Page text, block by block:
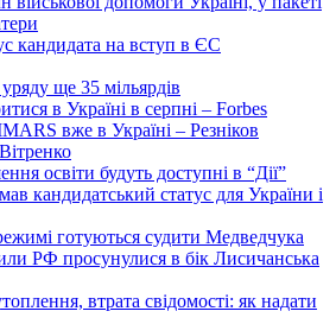
кандидата на вступ в ЄС
ще 35 мільярдів
в Україні в серпні – Forbes
вже в Україні – Резніков
освіти будуть доступні в “Дії”
кандидатський статус для України і
готуються судити Медведчука
РФ просунулися в бік Лисичанська
втрата свідомості: як надати